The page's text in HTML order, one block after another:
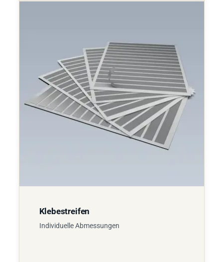
Klebestreifen
Individuelle Abmessungen